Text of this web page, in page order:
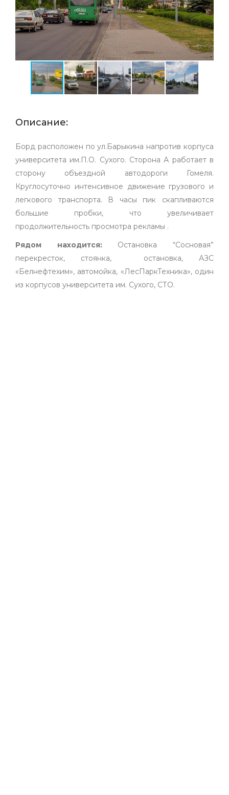
Описание:
Борд расположен по ул.Барыкина напротив корпуса
университета им.П.О. Сухого. Сторона А работает в
сторону объездной автодороги Гомеля.
Круглосуточно интенсивное движение грузового и
легкового транспорта. В часы пик скапливаются
большие пробки, что увеличивает
продолжительность просмотра рекламы .
Рядом находится:Остановка “Сосновая”
перекресток, стоянка, остановка, АЗС
«Белнефтехим», автомойка, «ЛесПаркТехника», один
из корпусов университета им. Сухого, СТО.